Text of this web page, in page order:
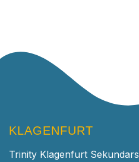
KLAGENFURT
Trinity Klagenfurt